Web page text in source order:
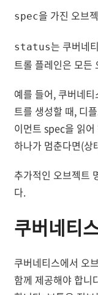
spec을 가진 오브
status는 쿠버네
트롤 플레인은 모든
예를 들어, 쿠버네
트를 생성할 때, 디
이먼트 spec을 읽
하나가 멈춘다면(
추가적인 오브젝트
다.
쿠버네티
쿠버네티스에서 오
함께 제공해야 합니